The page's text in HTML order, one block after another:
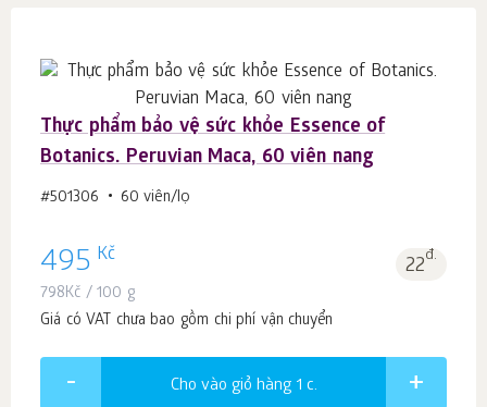
Thực phẩm bảo vệ sức khỏe Essence of
Botanics. Peruvian Maca, 60 viên nang
#501306 60 viên/lọ
495 Kč 22đ.
798Kč / 100 g
Giá có VAT chưa bao gồm chi phí vận chuyển
Cho vào giỏ hàng 1 c.